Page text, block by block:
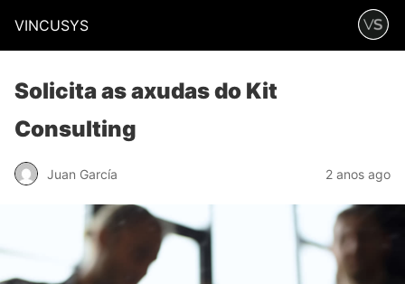
VINCUSYS
Solicita as axudas do Kit
Consulting
Juan García 2 anos ago